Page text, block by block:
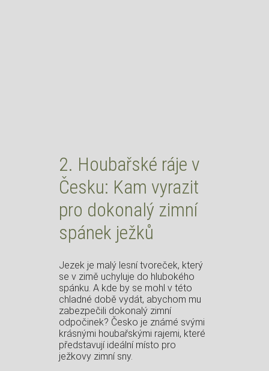
2. Houbařské ráje v
Česku: Kam vyrazit
pro dokonalý zimní
spánek ježků
Jezek je malý lesní tvoreček, který
se v zimě uchyluje do hlubokého
spánku. A kde by se mohl v této
chladné době vydát, abychom mu
zabezpečili dokonalý zimní
odpočinek? Česko je známé svými
krásnými houbařskými rajemi, které
představují ideální místo pro
ježkovy zimní sny.